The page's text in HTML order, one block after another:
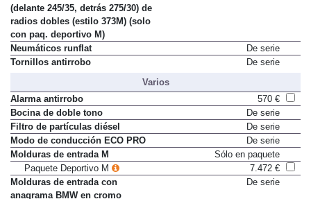
Llantas de aleación M 20"
(delante 245/35, detrás 275/30) de
radios dobles (estilo 373M) (solo
con paq. deportivo M)
Neumáticos runflat
De serie
Varios
Alarma antirrobo
570 €
Bocina de doble tono
De serie
Filtro de partículas diésel
De serie
Modo de conducción ECO PRO
De serie
Molduras de entrada M
Sólo en paquete
Paquete Deportivo M
7.472 €
Molduras de entrada con